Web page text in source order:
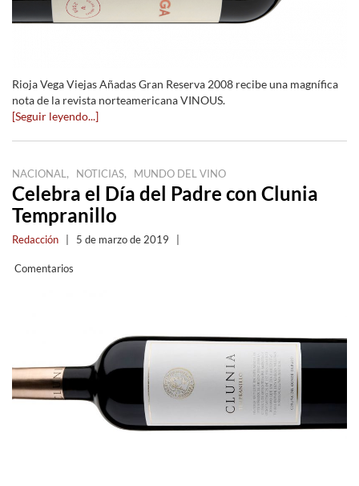
Rioja Vega Viejas Añadas Gran Reserva 2008 recibe una magnífica
nota de la revista norteamericana VINOUS.
[Seguir leyendo...]
NACIONAL , NOTICIAS, MUNDO DEL VINO
Celebra el Día del Padre con Clunia
Tempranillo
Redacción 5 de marzo de 2019
Comentarios